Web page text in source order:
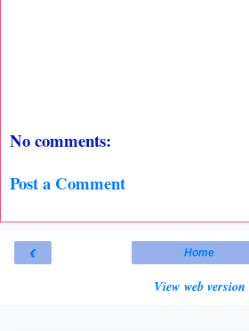
No comments:
Post a Comment
‹ Home
View web version